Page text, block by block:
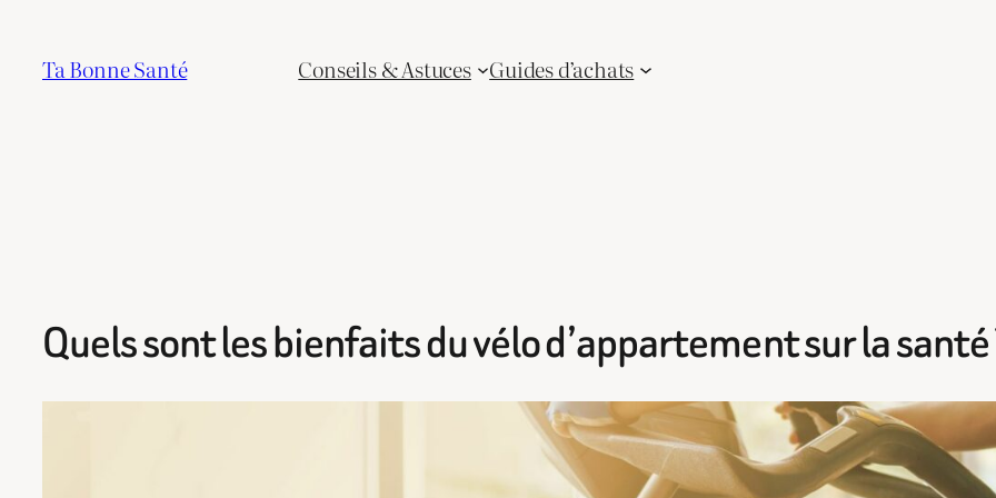
contenu
Ta Bonne Santé Conseils & Astuces Guides d’achats
Quels sont les bienfaits du vélo d’appartement sur la santé